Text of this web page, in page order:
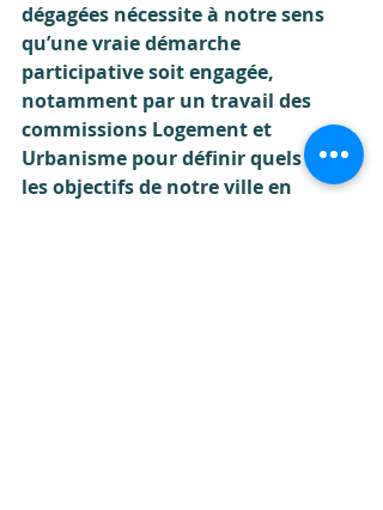
dégagées nécessite à notre sens
qu’une vraie démarche
participative soit engagée,
notamment par un travail des
commissions Logement et
Urbanisme pour définir quels sont
les objectifs de notre ville en